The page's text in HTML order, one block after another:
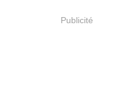
Publicité